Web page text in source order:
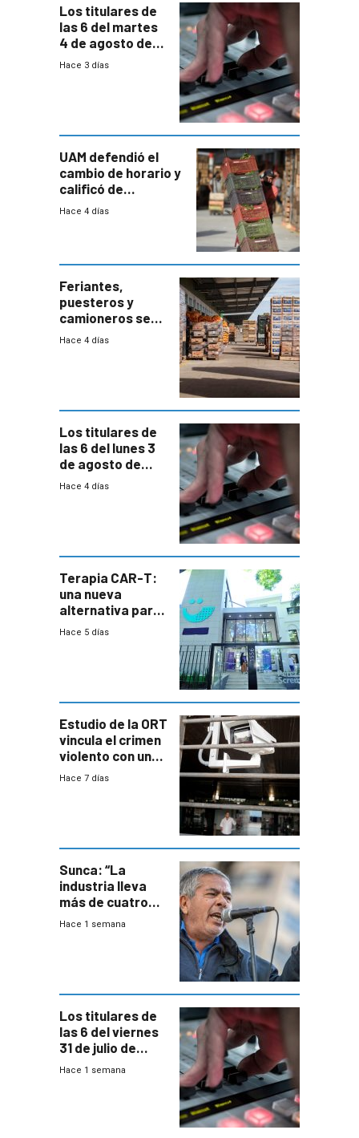
Los titulares de
las 6 del martes
4 de agosto de
2026
Hace 3 días
UAM defendió el
cambio de horario y
calificó de
“desproporcionado”
Hace 4 días
Feriantes,
puesteros y
camioneros se
movilizaron en
Hace 4 días
Los titulares de
las 6 del lunes 3
de agosto de
2026
Hace 4 días
Terapia CAR-T:
una nueva
alternativa para
niños y
Hace 5 días
Estudio de la ORT
vincula el crimen
violento con una
menor creación
Hace 7 días
Sunca: “La
industria lleva
más de cuatro
meses sin
Hace 1 semana
Los titulares de
las 6 del viernes
31 de julio de
2026
Hace 1 semana